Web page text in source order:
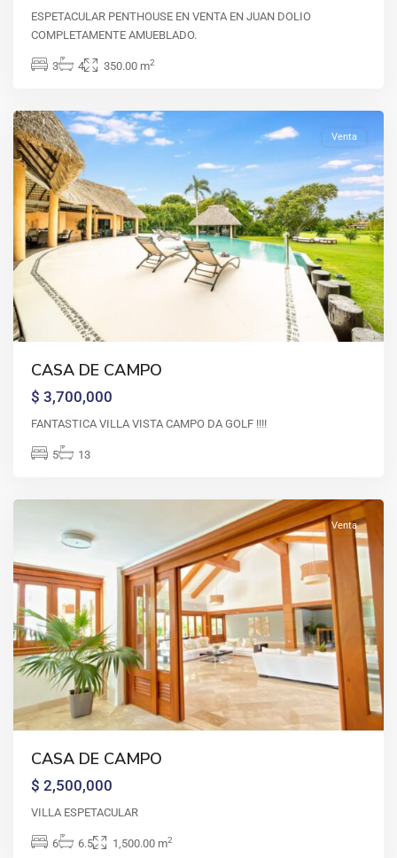
ESPETACULAR PENTHOUSE EN VENTA EN JUAN DOLIO
COMPLETAMENTE AMUEBLADO.
3 4 350.00 m2
DE
Venta
CASA DE CAMPO
$ 3,700,000
FANTASTICA VILLA VISTA CAMPO DA GOLF !!!!
5 13
Venta
CASA DE CAMPO
$ 2,500,000
VILLA ESPETACULAR
6 6.5 1,500.00 m2
CASA
Casa
de
La